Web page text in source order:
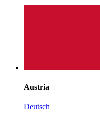
Austria
Deutsch